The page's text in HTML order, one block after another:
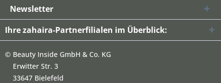
Newsletter
Ihre zahaira-Partnerfilialen im Überblick:
© Beauty Inside GmbH & Co. KG
Erwitter Str. 3
33647 Bielefeld